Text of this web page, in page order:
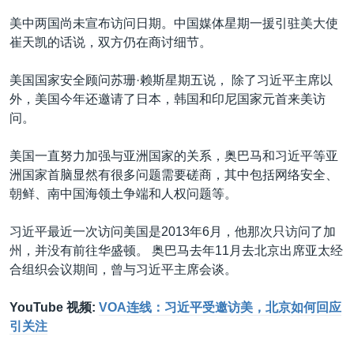
南中国海争端
关注西藏
关注新疆
GEN Z 看美国
美中两国尚未宣布访问日期。中国媒体星期一援引驻美大使
崔天凯的话说，双方仍在商讨细节。
美国国家安全顾问苏珊·赖斯星期五说， 除了习近平主席以
外，美国今年还邀请了日本，韩国和印尼国家元首来美访
问。
美国一直努力加强与亚洲国家的关系，奥巴马和习近平等亚
洲国家首脑显然有很多问题需要磋商，其中包括网络安全、
朝鲜、南中国海领土争端和人权问题等。
习近平最近一次访问美国是2013年6月，他那次只访问了加
州，并没有前往华盛顿。 奥巴马去年11月去北京出席亚太经
合组织会议期间，曾与习近平主席会谈。
YouTube 视频: VOA连线：习近平受邀访美，北京如何回应
引关注